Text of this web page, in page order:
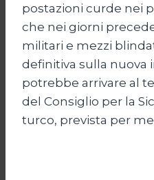
postazioni curde nei
che nei giorni
militari e mezzi
definitiva sulla nuova
potrebbe arrivare al
del Consiglio per la
turco, prevista per